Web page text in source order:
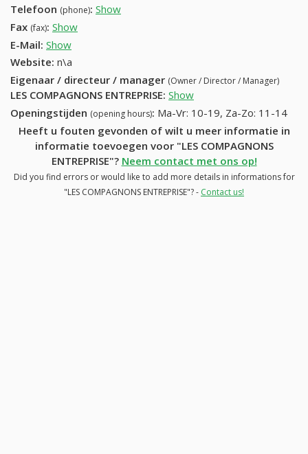
Telefoon (phone): Show
Fax (fax): Show
E-Mail: Show
Website: n\a
Eigenaar / directeur / manager (Owner / Director / Manager)
LES COMPAGNONS ENTREPRISE: Show
Openingstijden (opening hours): Ma-Vr: 10-19, Za-Zo: 11-14
Heeft u fouten gevonden of wilt u meer informatie in
informatie toevoegen voor "LES COMPAGNONS
ENTREPRISE"? Neem contact met ons op!
Did you find errors or would like to add more details in informations for
"LES COMPAGNONS ENTREPRISE"? - Contact us!